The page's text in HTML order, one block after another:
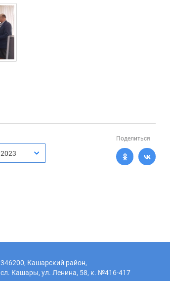
2023
Поделиться
346200, Кашарский район,
сл. Кашары, ул. Ленина, 58, к. №416-417